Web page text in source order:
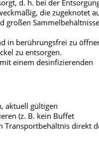
d. h. bei der
die zugeknotet
großen
in berührungsfrei zu
zu entsorgen.
einem desinfizierenden
aktuell gültigen
(z. B. kein Buffet
Transportbehältnis direkt